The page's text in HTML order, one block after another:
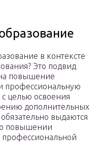
в контексте
Это подвид
повышение
профессиональную
с целью освоения
дополнительных
выдаются
повышении